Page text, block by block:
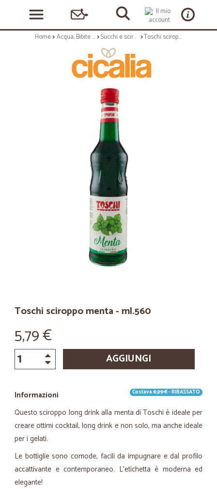
Home Acqua, Bibite e Alcolici Succhi e sciroppi Toschi sciroppo menta - ml.560
Toschi sciroppo menta - ml.560
5,79 €
AGGIUNGI
Informazioni Costava6,29 €- RIBASSATO
Questo sciroppo long drink alla menta di Toschi è ideale per
creare ottimi cocktail, long drink e non solo, ma anche ideale
per i gelati.
Le bottiglie sono comode, facili da impugnare e dal profilo
accattivante e contemporaneo. L'etichetta è moderna ed
elegante!